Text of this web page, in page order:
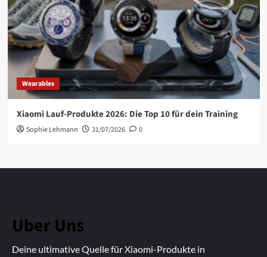
Wearables
Xiaomi Lauf-Produkte 2026: Die Top 10 für dein Training
Sophie Lehmann 31/07/2026 0
Uber Uns
Deine ultimative Quelle für Xiaomi-Produkte in